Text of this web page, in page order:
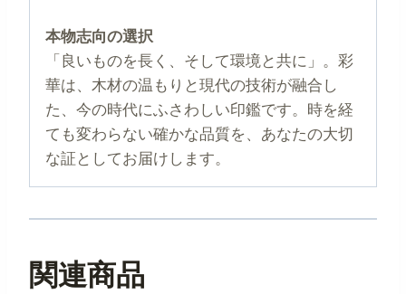
本物志向の選択
「良いものを長く、そして環境と共に」。彩
華は、木材の温もりと現代の技術が融合し
た、今の時代にふさわしい印鑑です。時を経
ても変わらない確かな品質を、あなたの大切
な証としてお届けします。
関連商品